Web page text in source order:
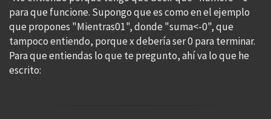
para que funcione. Supongo que es como en el ejemplo
que propones "Mientras01", donde "suma<-0", que
tampoco entiendo, porque x debería ser 0 para terminar.
Para que entiendas lo que te pregunto, ahí va lo que he
escrito: